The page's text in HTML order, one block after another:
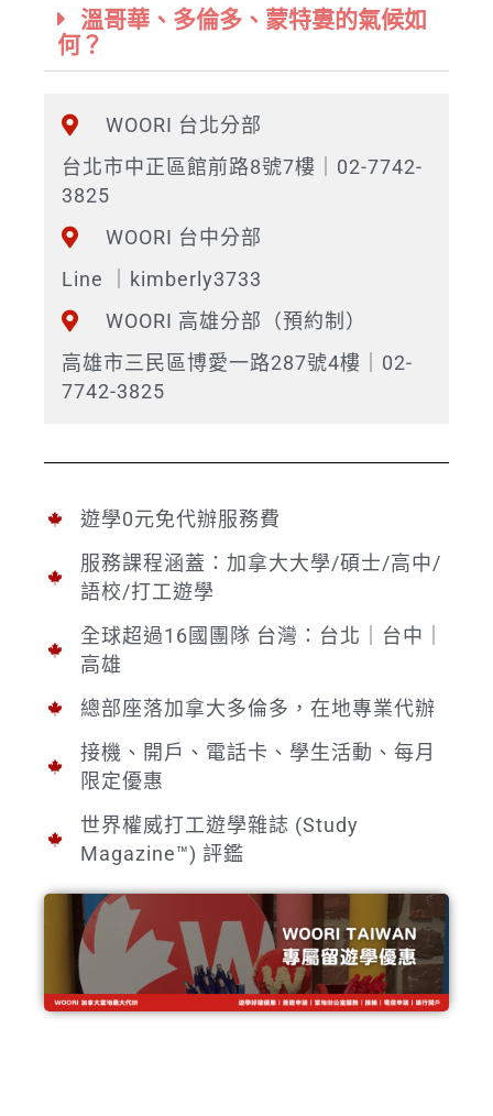
溫哥華、多倫多、蒙特婁的氣候如
何？
WOORI 台北分部
台北市中正區館前路8號7樓｜02-7742-
3825
WOORI 台中分部
Line ｜kimberly3733
WOORI 高雄分部（預約制）
高雄市三民區博愛一路287號4樓｜02-
7742-3825
遊學0元免代辦服務費
服務課程涵蓋：加拿大大學/碩士/高中/
語校/打工遊學
全球超過16國團隊 台灣：台北｜台中｜
高雄
總部座落加拿大多倫多，在地專業代辦
接機、開戶、電話卡、學生活動、每月
限定優惠
世界權威打工遊學雜誌 (Study
Magazine™) 評鑑